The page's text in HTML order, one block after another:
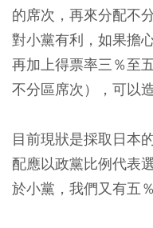
的席次，再來分配不
對小黨有利，如果擔
再加上得票率三％至
不分區席次），可以
目前現狀是採取日本
配應以政黨比例代表
於小黨，我們又有五